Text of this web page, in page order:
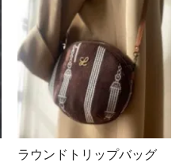
ラウンドトリップバッグ